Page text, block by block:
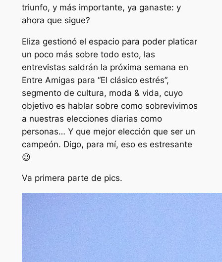
triunfo, y más importante, ya ganaste: y
ahora que sigue?
Eliza gestionó el espacio para poder platicar
un poco más sobre todo esto, las
entrevistas saldrán la próxima semana en
Entre Amigas para “El clásico estrés”,
segmento de cultura, moda & vida, cuyo
objetivo es hablar sobre como sobrevivimos
a nuestras elecciones diarias como
personas… Y que mejor elección que ser un
campeón. Digo, para mí, eso es estresante
😉
Va primera parte de pics.